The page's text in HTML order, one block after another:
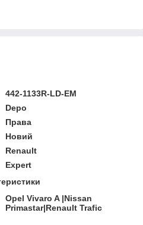
442-1133R-LD-EM
Depo
Права
Новий
Renault
Expert
Opel Vivaro A |Nissan
Primastar|Renault Trafic